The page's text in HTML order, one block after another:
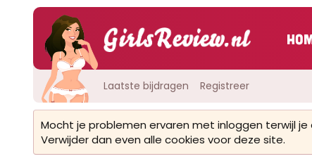
Laatste bijdragen Registreer
Mocht je problemen ervaren met inloggen terwijl
Verwijder dan even alle cookies voor deze site.